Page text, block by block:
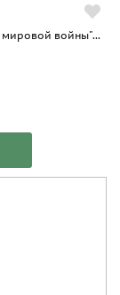
мировой войны"...